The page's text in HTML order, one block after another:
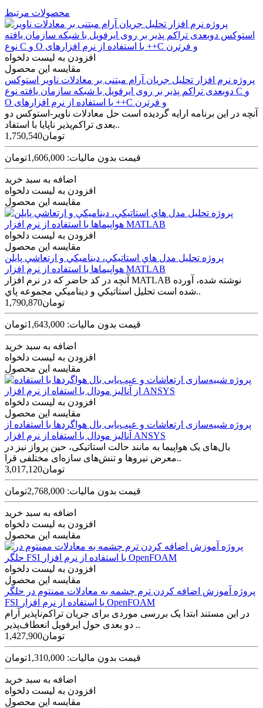
محصولات مرتبط
افزودن به لیست دلخواه
مقایسه این محصول
پروژه نرم افزار تحلیل جریان آرام مبتنی بر معادلات ناویر استوکس
دوبعدی تراکم پذیر بر روی ایرفویل با شبکه سازمان یافته نوع C و
O با استفاده از نرم افزارهای ++C و فرترن
آنچه در این برنامه ارایه گردیده است حل معادلات ناویر-استوکس دو
بعدی تراکم‌پذیر ناپایا با استفاد..
1,750,540تومان
قیمت بدون مالیات: 1,606,000تومان
اضافه به سبد خرید
افزودن به لیست دلخواه
مقایسه این محصول
افزودن به لیست دلخواه
مقایسه این محصول
پروژه تحليل مدل هاي استاتيکي، ديناميکي و ارتعاشي پايلن
هواپيماها با استفاده از نرم افزار MATLAB
آنچه در کد حاضر که در نرم افزار MATLAB نوشته شده، آورده
شده است تحليل استاتيکي و ديناميکي مجموعه پاي..
1,790,870تومان
قیمت بدون مالیات: 1,643,000تومان
اضافه به سبد خرید
افزودن به لیست دلخواه
مقایسه این محصول
افزودن به لیست دلخواه
مقایسه این محصول
پروژه شبیه‌سازی ارتعاشات و عیب‌یابی بال هواگردها با استفاده از
آنالیز مودال با استفاه از نرم افزار ANSYS
بال‌های یک هواپیما به مانند حالت استاتیکی، حین پرواز نیز در
معرض نیروها و تنش‌های سازه‌ای مختلفی قرا..
3,017,120تومان
قیمت بدون مالیات: 2,768,000تومان
اضافه به سبد خرید
افزودن به لیست دلخواه
مقایسه این محصول
افزودن به لیست دلخواه
مقایسه این محصول
پروژه آموزش اضافه کردن ترم چشمه به معادلات ممنتوم در حلگر
FSI با استفاده از نرم افزار OpenFOAM
در این مستند ابتدا یک بررسی موردی برای جریان تراکم‌ناپذیر آرام
دو بعدی حول ایرفویل انعطاف‌پذیر ..
1,427,900تومان
قیمت بدون مالیات: 1,310,000تومان
اضافه به سبد خرید
افزودن به لیست دلخواه
مقایسه این محصول